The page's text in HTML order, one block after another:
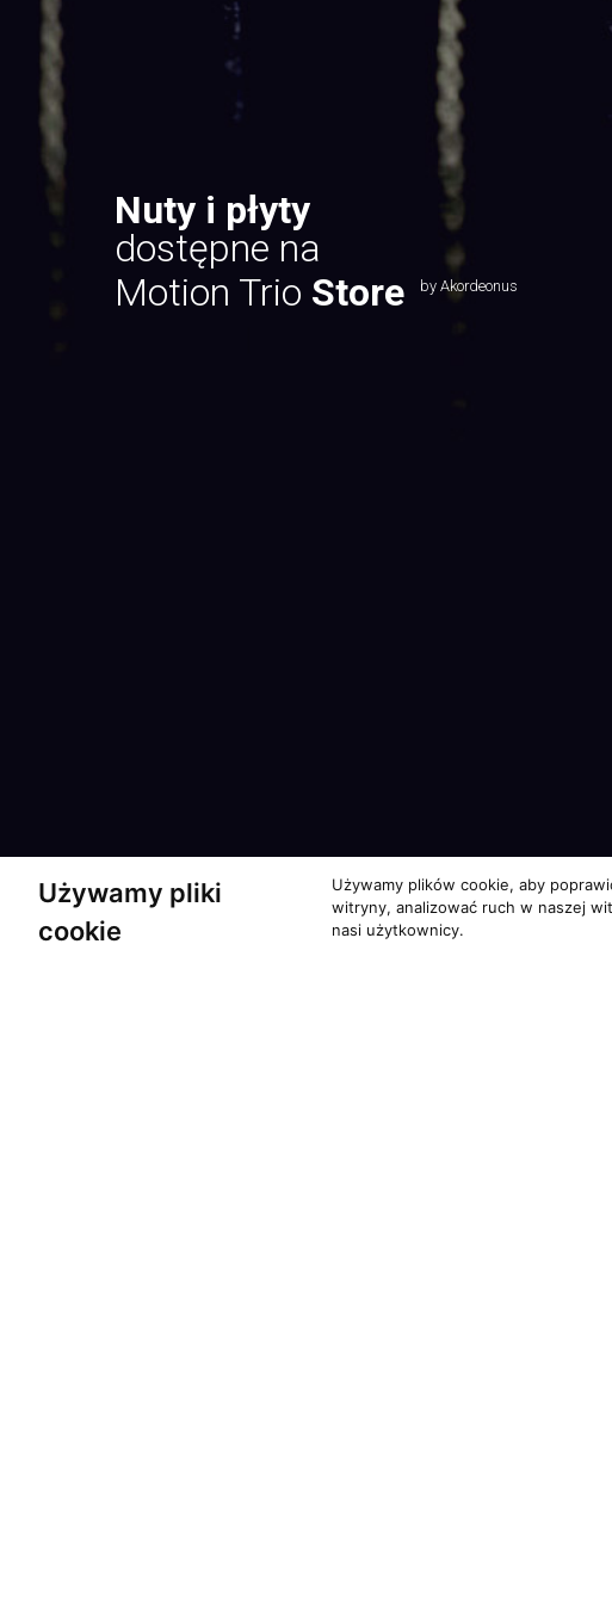
Używamy pliki
cookie
Używamy plików cookie, aby
witryny, analizować ruch w naszej
nasi użytkownicy.
Nuty i płyty
dostępne na
Motion Trio Store by Akordeonus